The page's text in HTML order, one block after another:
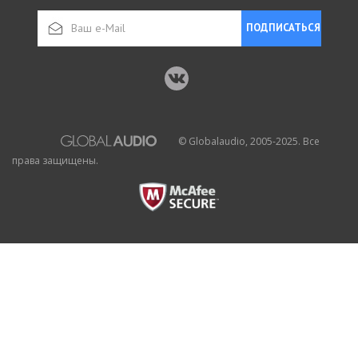
ПОДПИСАТЬСЯ
© Globalaudio, 2005-2025. Все
права защищены.